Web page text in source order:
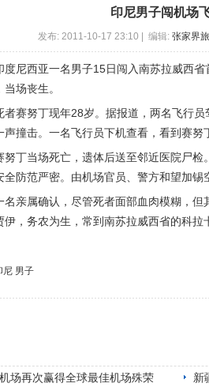
印尼男子闯机场
发布: 2011-10-17 23:10 | 编辑: 张家界
西亚一名男子15日闯入南苏拉威西省
场丧生。
努丁现年28岁。据报道，两名飞行员
声撞击。一名飞行员下机查看，看到赛努
当场死亡，遗体后送至邻近医院尸检
全防范严密。由机场官员、警方和望加锡
属确认，尽管死者面部血肉模糊，但
伊，务农为生，常到南苏拉威西省的科拉
尼 男子
场再次赢得全球最佳机场殊荣
新